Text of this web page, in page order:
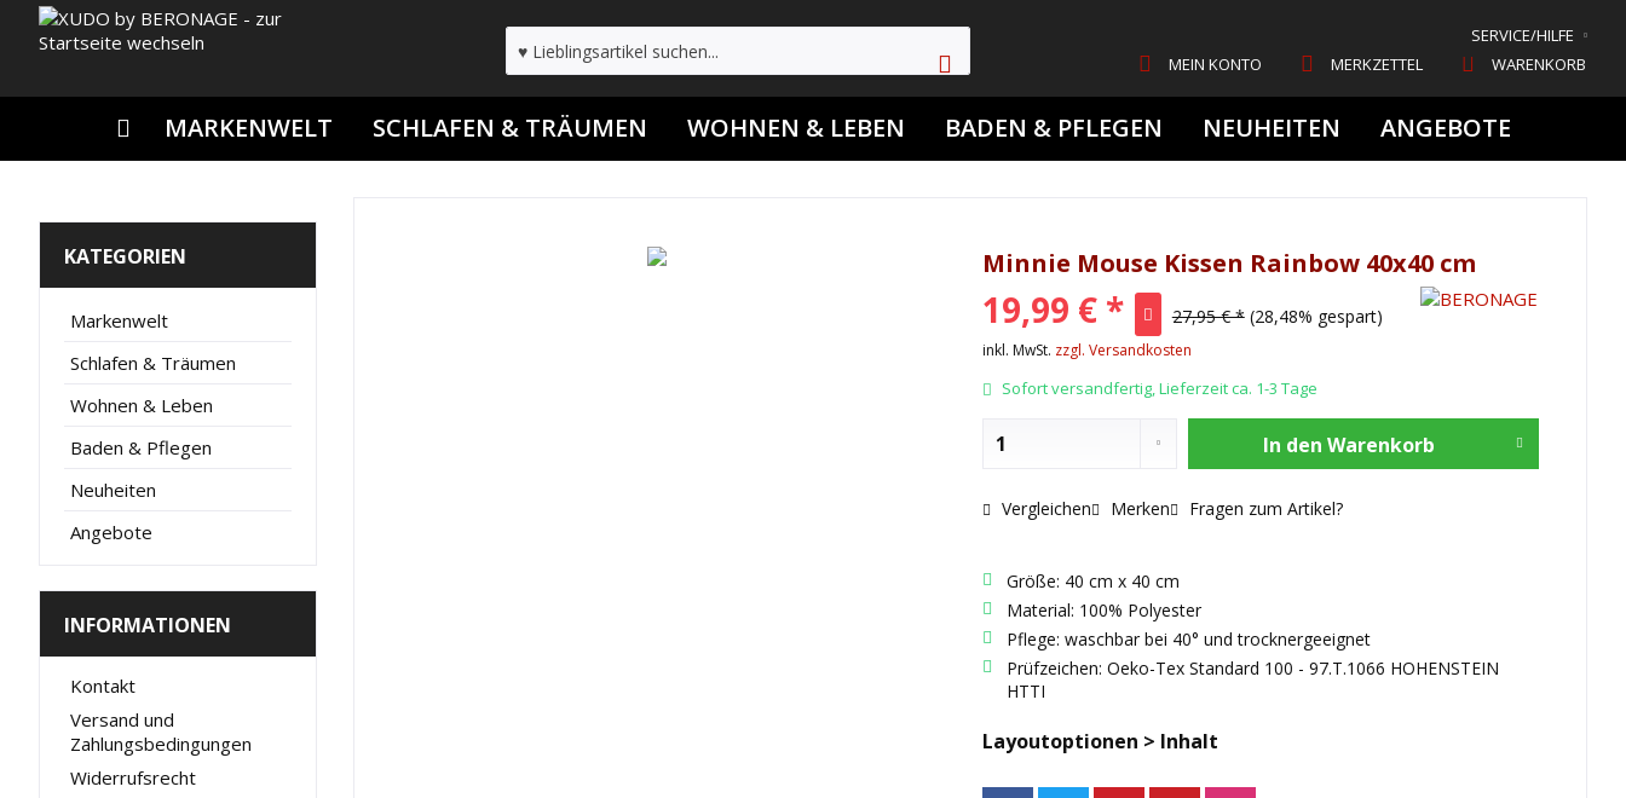
SERVICE/HILFE
WARENKORB
MERKZETTEL
MEIN KONTO
MARKENWELT SCHLAFEN & TRÄUMEN WOHNEN & LEBEN BADEN & PFLEGEN NEUHEITEN ANGEBOTE
KATEGORIEN
Markenwelt
Schlafen & Träumen
Wohnen & Leben
Baden & Pflegen
Neuheiten
Angebote
INFORMATIONEN
Kontakt
Versand und
Zahlungsbedingungen
Widerrufsrecht
Minnie Mouse Kissen Rainbow 40x40 cm
19,99 € * 27,95 € * (28,48% gespart)
inkl. MwSt. zzgl. Versandkosten
Sofort versandfertig, Lieferzeit ca. 1-3 Tage
In den Warenkorb
Vergleichen Merken Fragen zum Artikel?
Größe: 40 cm x 40 cm
Material: 100% Polyester
Pflege: waschbar bei 40° und trocknergeeignet
Prüfzeichen: Oeko-Tex Standard 100 - 97.T.1066 HOHENSTEIN
HTTI
Layoutoptionen > Inhalt